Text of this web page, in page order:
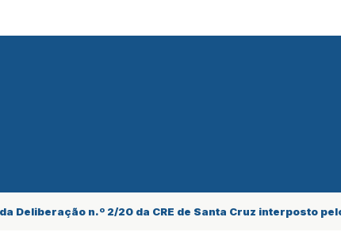
Deliberação n.º 2/20 da CRE de Santa Cruz interposto